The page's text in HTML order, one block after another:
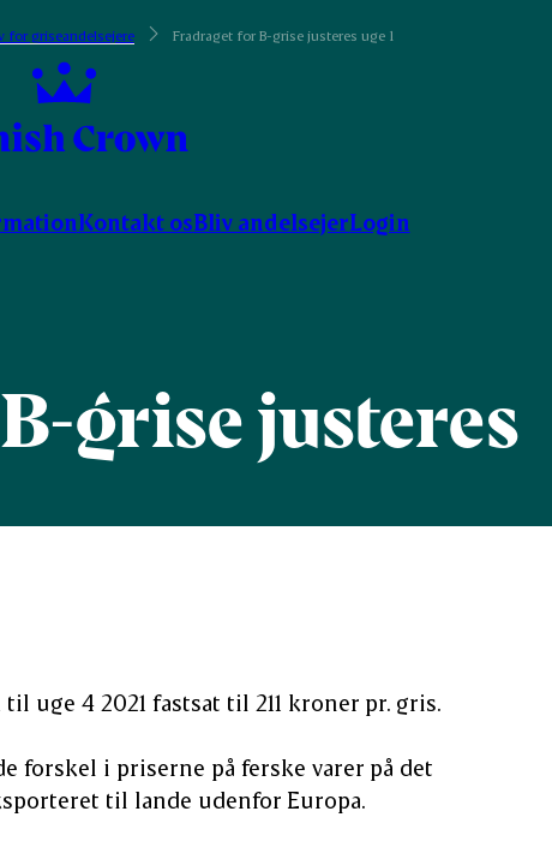
for griseandelsejere Fradraget for B-grise justeres uge 1
Kontakt osBliv andelsejerLogin
grise justeres
uge 4 2021 fastsat til 211 kroner pr. gris.
forskel i priserne på ferske varer på det
til lande udenfor Europa.